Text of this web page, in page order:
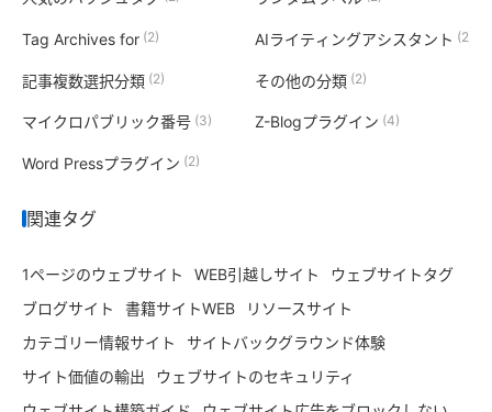
Tag Archives for (2) AIライティングアシスタント (2)
記事複数選択分類 (2) その他の分類(2)
マイクロパブリック番号 (3) Z-Blogプラグイン (4)
Word Pressプラグイン (2)
関連タグ
1ページのウェブサイト WEB引越しサイト
ウェブサイトタグ
ブログサイト
書籍サイトWEB
リソースサイト
カテゴリー情報サイト
サイトバックグラウンド体験
サイト価値の輸出
ウェブサイトのセキュリティ